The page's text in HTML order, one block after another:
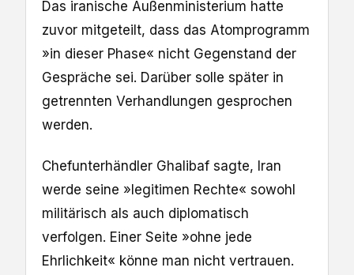
Das iranische Außenministerium hatte
zuvor mitgeteilt, dass das Atomprogramm
»in dieser Phase« nicht Gegenstand der
Gespräche sei. Darüber solle später in
getrennten Verhandlungen gesprochen
werden.
Chefunterhändler Ghalibaf sagte, Iran
werde seine »legitimen Rechte« sowohl
militärisch als auch diplomatisch
verfolgen. Einer Seite »ohne jede
Ehrlichkeit« könne man nicht vertrauen.